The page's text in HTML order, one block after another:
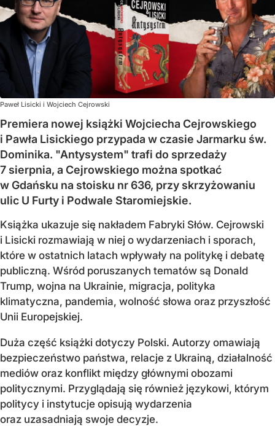
Paweł Lisicki i Wojciech Cejrowski
Premiera nowej książki Wojciecha Cejrowskiego
i Pawła Lisickiego przypada w czasie Jarmarku św.
Dominika. "Antysystem" trafi do sprzedaży
7 sierpnia, a Cejrowskiego można spotkać
w Gdańsku na stoisku nr 636, przy skrzyżowaniu
ulic U Furty i Podwale Staromiejskie.
Książka ukazuje się nakładem Fabryki Słów. Cejrowski
i Lisicki rozmawiają w niej o wydarzeniach i sporach,
które w ostatnich latach wpływały na politykę i debatę
publiczną. Wśród poruszanych tematów są Donald
Trump, wojna na Ukrainie, migracja, polityka
klimatyczna, pandemia, wolność słowa oraz przyszłość
Unii Europejskiej.
Duża część książki dotyczy Polski. Autorzy omawiają
bezpieczeństwo państwa, relacje z Ukrainą, działalność
mediów oraz konflikt między głównymi obozami
politycznymi. Przyglądają się również językowi, którym
politycy i instytucje opisują wydarzenia
oraz uzasadniają swoje decyzje.